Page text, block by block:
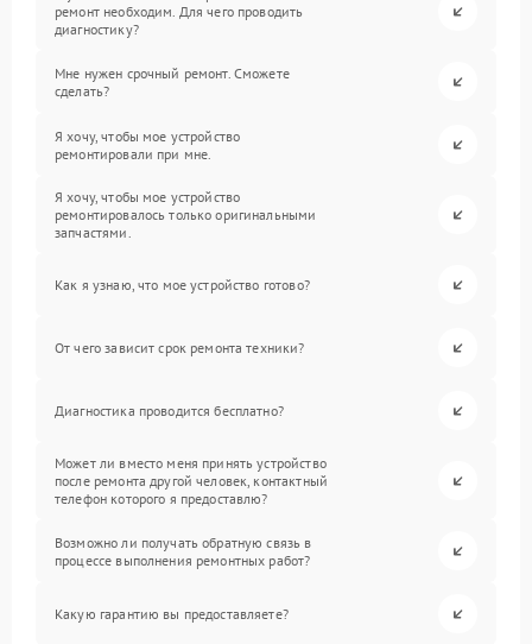
ремонт необходим. Для чего проводить
диагностику?
Мне нужен срочный ремонт. Сможете
сделать?
Я хочу, чтобы мое устройство
ремонтировали при мне.
Я хочу, чтобы мое устройство
ремонтировалось только оригинальными
запчастями.
Как я узнаю, что мое устройство готово?
От чего зависит срок ремонта техники?
Диагностика проводится бесплатно?
Может ли вместо меня принять устройство
после ремонта другой человек, контактный
телефон которого я предоставлю?
Возможно ли получать обратную связь в
процессе выполнения ремонтных работ?
Какую гарантию вы предоставляете?